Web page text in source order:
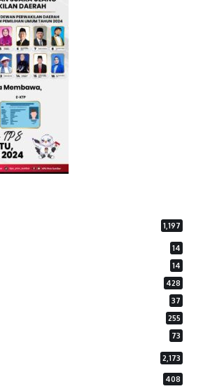
1,197
14
14
428
37
255
73
2,173
408